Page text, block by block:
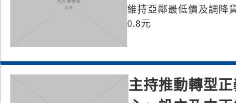
維持亞鄰最低價及調降
0.8元
主持推動轉型